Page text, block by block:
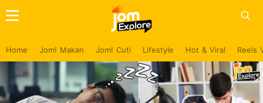
Home Jom! Makan Jom! Cuti Lifestyle Hot & Viral Reels